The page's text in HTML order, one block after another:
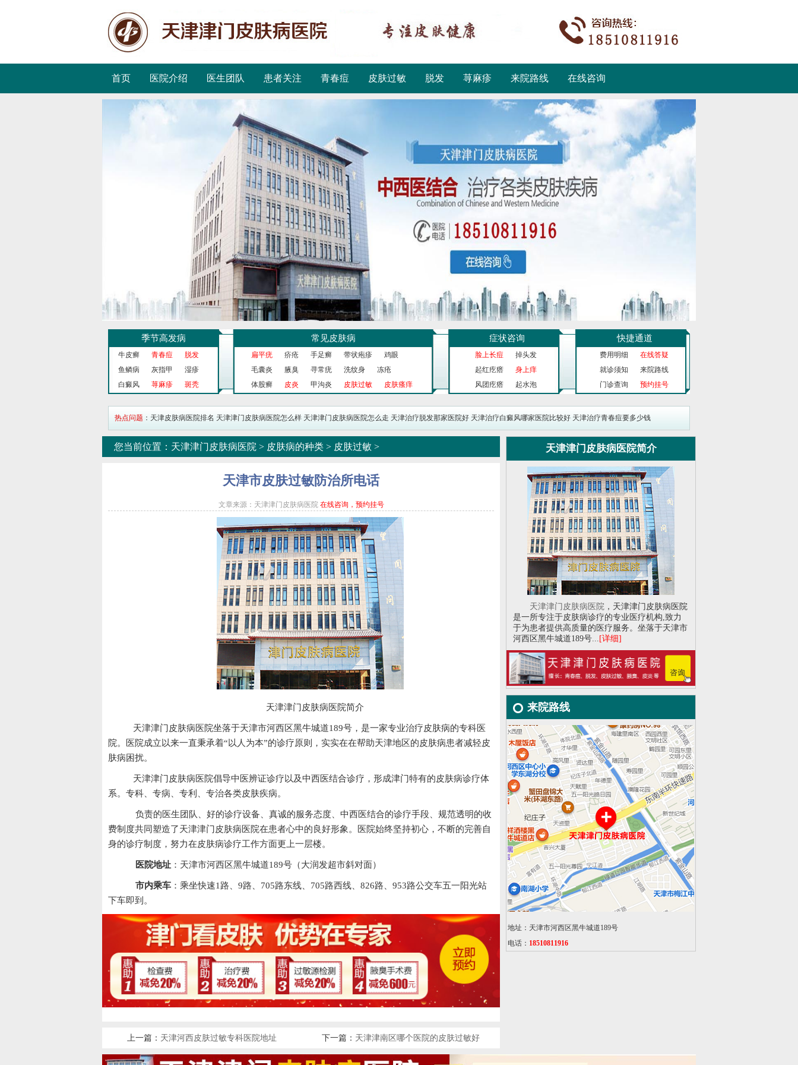
首页 医院介绍 医生团队 患者关注 青春痘 皮肤过敏 脱发 荨麻疹 来院路线 在线咨询
季节高发病
牛皮癣 青春痘
脱发
鱼鳞病
灰指甲
湿疹
白癜风
荨麻疹 斑秃
常见皮肤病
扁平疣 疥疮 手足癣 带状疱疹
鸡眼
毛囊炎
腋臭 寻常疣 洗纹身
冻疮
体股癣
皮炎 甲沟炎 皮肤过敏 皮肤瘙痒
症状咨询
脸上长痘
掉头发
起红疙瘩
身上痒
风团疙瘩
起水泡
快捷通道
费用明细
在线答疑
就诊须知
来院路线
门诊查询
预约挂号
热点问题 ： 天津皮肤病医院排名 天津津门皮肤病医院怎么样 天津津门皮肤病医院怎么走 天津治疗脱发那家医院好 天津治疗白癜风哪家医院比较好 天津治疗青春痘要多少钱
您当前位置： 天津津门皮肤病医院 > 皮肤病的种类 > 皮肤过敏 >
天津市皮肤过敏防治所电话
文章来源：天津津门皮肤病医院 在线咨询，预约挂号
天津津门皮肤病医院简介
天津津门皮肤病医院坐落于天津市河西区黑牛城道189号，是一家专业治疗皮肤病的专科医
院。医院成立以来一直秉承着“以人为本”的诊疗原则，实实在在帮助天津地区的皮肤病患者减轻皮
肤病困扰。
天津津门皮肤病医院倡导中医辨证诊疗以及中西医结合诊疗，形成津门特有的皮肤病诊疗体
系。专科、专病、专利、专治各类皮肤疾病。
负责的医生团队、好的诊疗设备、真诚的服务态度、中西医结合的诊疗手段、规范透明的收
费制度共同塑造了天津津门皮肤病医院在患者心中的良好形象。医院始终坚持初心，不断的完善自
身的诊疗制度，努力在皮肤病诊疗工作方面更上一层楼。
医院地址 ：天津市河西区黑牛城道189号（大润发超市斜对面）
市内乘车 ：乘坐快速1路、9路、705路东线、705路西线、826路、953路公交车五一阳光站
下车即到。
上一篇： 天津河西皮肤过敏专科医院地址 下一篇： 天津津南区哪个医院的皮肤过敏好
天津津门皮肤病医院简介
天津津门皮肤病医院，天津津门皮肤病医院
是一所专注于皮肤病诊疗的专业医疗机构,致力
于为患者提供高质量的医疗服务。坐落于天津市
河西区黑牛城道189号... [详细]
来院路线
地址：天津市河西区黑牛城道189号
电话： 18510811916